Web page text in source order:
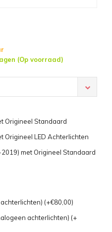
(Op voorraad)
Origineel Standaard
Origineel LED Achterlichten
met Origineel Standaard
(+€80,00)
achterlichten) (+